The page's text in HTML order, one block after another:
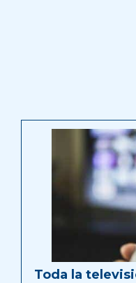
Toda la